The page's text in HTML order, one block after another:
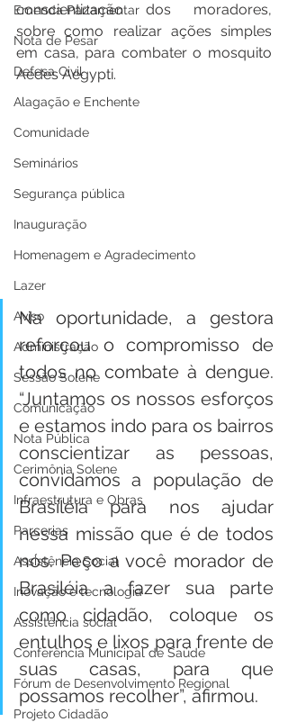
Emenda Parlamentar
Nota de Pesar
Defesa Civil
Alagação e Enchente
Comunidade
Seminários
Segurança pública
Inauguração
Homenagem e Agradecimento
Lazer
Aviso
Administração
Sessão Solene
Comunicação
Nota Pública
Cerimônia Solene
Infraestrutura e Obras
Parcerias
Assistência Social
Inovação e tecnologia
Assistência social
Conferência Municipal de Saúde
Fórum de Desenvolvimento Regional
Projeto Cidadão
conscientização dos moradores,
sobre como realizar ações simples
em casa, para combater o mosquito
Aedes Aegypti.
Na oportunidade, a gestora
reforçou o compromisso de
todos no combate à dengue.
“Juntamos os nossos esforços
e estamos indo para os bairros
conscientizar as pessoas,
convidamos a população de
Brasiléia para nos ajudar
nessa missão que é de todos
nós. Peço a você morador de
Brasiléia a fazer sua parte
como cidadão, coloque os
entulhos e lixos para frente de
suas casas, para que
possamos recolher”, afirmou.